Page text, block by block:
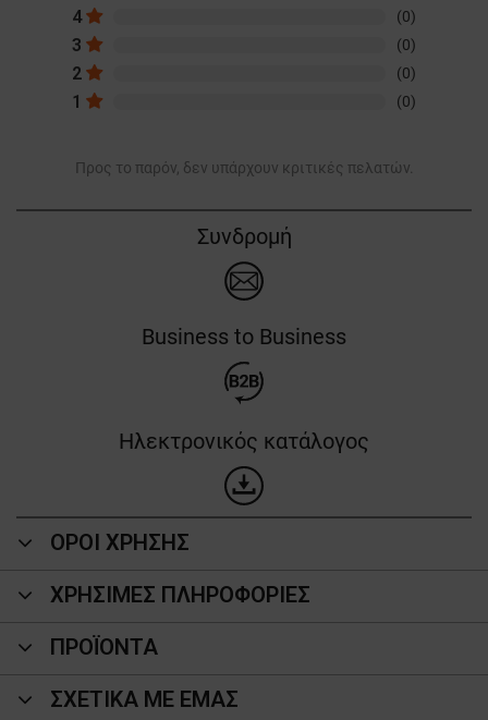
4 (0)
3 (0)
2 (0)
1 (0)
Προς το παρόν, δεν υπάρχουν κριτικές πελατών.
Συνδρομή
Business to Business
Ηλεκτρονικός κατάλογος
ΟΡΟΙ ΧΡΗΣΗΣ
ΧΡΗΣΙΜΕΣ ΠΛΗΡΟΦΟΡΙΕΣ
ΠΡΟΪΌΝΤΑ
ΣΧΕΤΙΚΑ ΜΕ ΕΜΑΣ